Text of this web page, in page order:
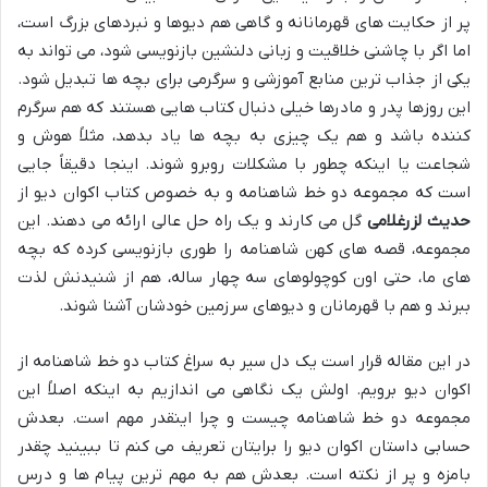
پر از حکایت های قهرمانانه و گاهی هم دیوها و نبردهای بزرگ است،
اما اگر با چاشنی خلاقیت و زبانی دلنشین بازنویسی شود، می تواند به
یکی از جذاب ترین منابع آموزشی و سرگرمی برای بچه ها تبدیل شود.
این روزها پدر و مادرها خیلی دنبال کتاب هایی هستند که هم سرگرم
کننده باشد و هم یک چیزی به بچه ها یاد بدهد، مثلاً هوش و
شجاعت یا اینکه چطور با مشکلات روبرو شوند. اینجا دقیقاً جایی
است که مجموعه دو خط شاهنامه و به خصوص کتاب اکوان دیو از
حدیث لزرغلامیگل می کارند و یک راه حل عالی ارائه می دهند. این
مجموعه، قصه های کهن شاهنامه را طوری بازنویسی کرده که بچه
های ما، حتی اون کوچولوهای سه چهار ساله، هم از شنیدنش لذت
ببرند و هم با قهرمانان و دیوهای سرزمین خودشان آشنا شوند.
در این مقاله قرار است یک دل سیر به سراغ کتاب دو خط شاهنامه از
اکوان دیو برویم. اولش یک نگاهی می اندازیم به اینکه اصلاً این
مجموعه دو خط شاهنامه چیست و چرا اینقدر مهم است. بعدش
حسابی داستان اکوان دیو را برایتان تعریف می کنم تا ببینید چقدر
بامزه و پر از نکته است. بعدش هم به مهم ترین پیام ها و درس